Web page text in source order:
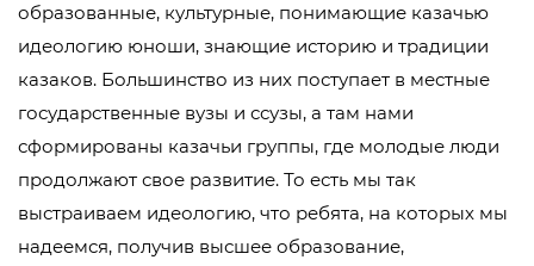
образованные, культурные, понимающие казачью
идеологию юноши, знающие историю и традиции
казаков. Большинство из них поступает в местные
государственные вузы и ссузы, а там нами
сформированы казачьи группы, где молодые люди
продолжают свое развитие. То есть мы так
выстраиваем идеологию, что ребята, на которых мы
надеемся, получив высшее образование,